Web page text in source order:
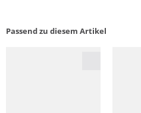
Passend zu diesem Artikel